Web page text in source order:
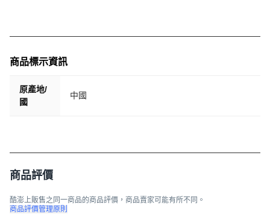
商品標示資訊
原產地/
國
中國
商品評價
酷澎上販售之同一商品的商品評價，商品賣家可能有所不同。
商品評價管理原則